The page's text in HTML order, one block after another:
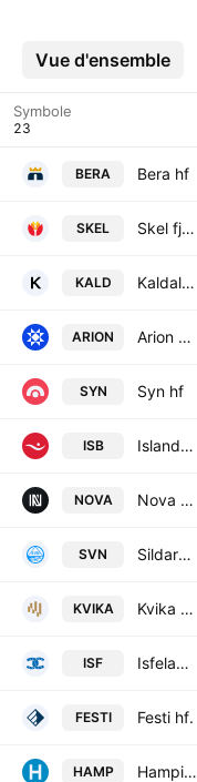
Vue d'ensemble
Plus
Symbole
BERA Bera hf
SKEL Skel fjarfestingafelag hf.
KALD Kaldalon hf
ARION Arion Banki hf
SYN Syn hf
ISB Islandsbanki hf
NOVA Nova Klubburinn hf.
SVN Sildarvinnslan hf.
KVIKA Kvika banki hf
ISF Isfelag hf.
FESTI Festi hf.
HAMP Hampiajan hf